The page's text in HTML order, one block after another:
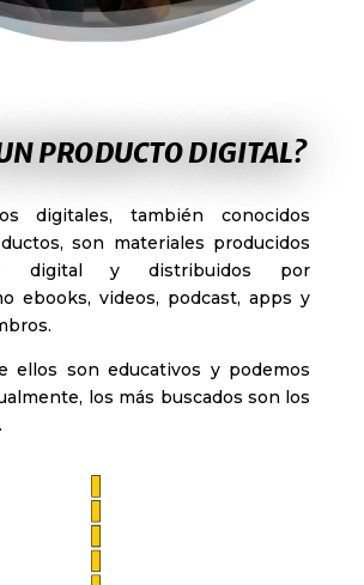
PRODUCTO DIGITAL?
digitales, también conocidos
son materiales producidos
digital y distribuidos por
ebooks, videos, podcast, apps y
ellos son educativos y podemos
los más buscados son los
.